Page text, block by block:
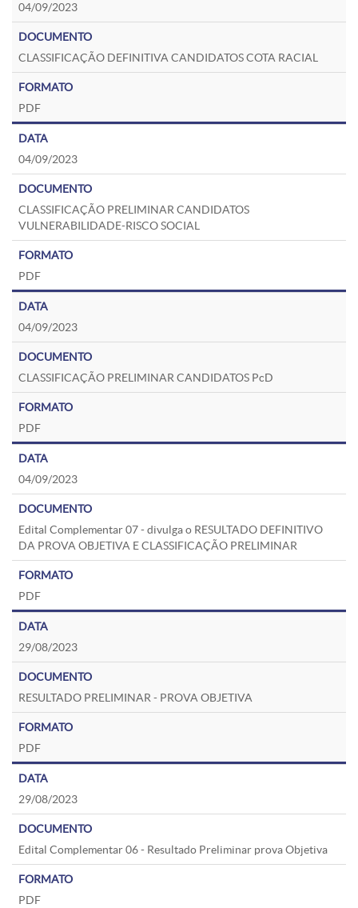
04/09/2023
CLASSIFICAÇÃO DEFINITIVA CANDIDATOS COTA RACIAL
PDF
04/09/2023
CLASSIFICAÇÃO PRELIMINAR CANDIDATOS
VULNERABILIDADE-RISCO SOCIAL
PDF
04/09/2023
CLASSIFICAÇÃO PRELIMINAR CANDIDATOS PcD
PDF
04/09/2023
Edital Complementar 07 - divulga o RESULTADO DEFINITIVO
DA PROVA OBJETIVA E CLASSIFICAÇÃO PRELIMINAR
PDF
29/08/2023
RESULTADO PRELIMINAR - PROVA OBJETIVA
PDF
29/08/2023
Edital Complementar 06 - Resultado Preliminar prova Objetiva
PDF